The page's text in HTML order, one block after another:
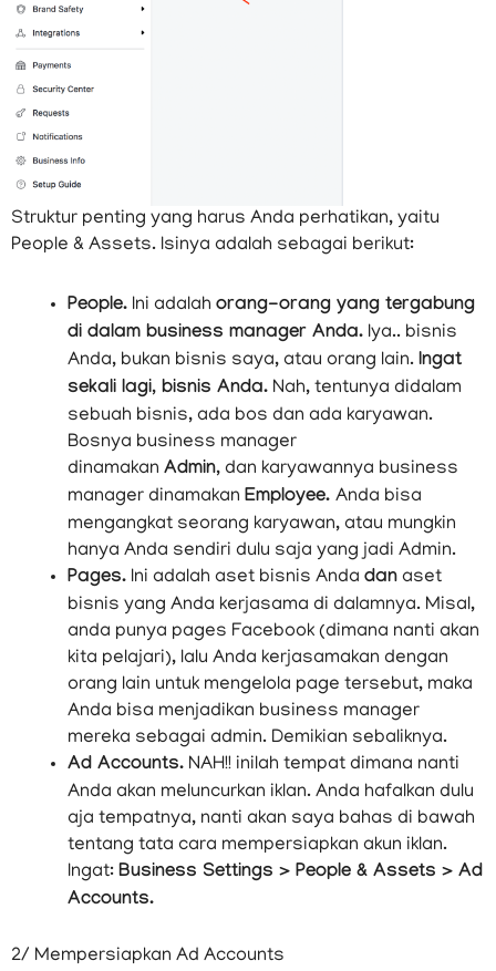
Struktur penting yang harus Anda perhatikan, yaitu
People & Assets. Isinya adalah sebagai berikut:
People.Ini adalah orang-orang yang tergabung
di dalam business manager Anda.Iya.. bisnis
Anda, bukan bisnis saya, atau orang lain.
sekali lagi, bisnis Anda.Nah, tentunya didalam
sebuah bisnis, ada bos dan ada karyawan.
Bosnya business manager
dinamakanAdmin,dan karyawannya business
manager dinamakanEmployee.Anda bisa
mengangkat seorang karyawan, atau mungkin
hanya Anda sendiri dulu saja yang jadi Admin.
Pages.Ini adalah aset bisnis Andadanaset
bisnis yang Anda kerjasama di dalamnya. Misal,
anda punya pages Facebook (dimana nanti akan
kita pelajari), lalu Anda kerjasamakan dengan
orang lain untuk mengelola page tersebut, maka
Anda bisa menjadikan business manager
mereka sebagai admin. Demikian sebaliknya.
Ad Accounts.NAH!! inilah tempat dimana nanti
Anda akan meluncurkan iklan. Anda hafalkan dulu
aja tempatnya, nanti akan saya bahas di bawah
Ingat:Business Settings > People & Assets > Ad